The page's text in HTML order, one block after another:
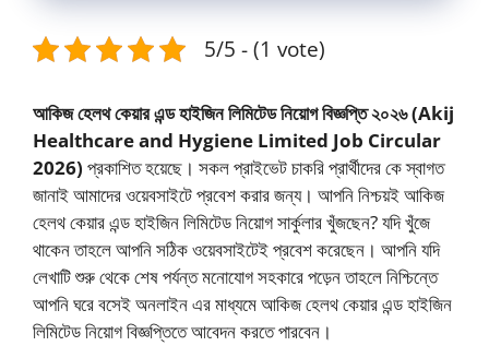
5/5 - (1 vote)
আকিজ হেলথ কেয়ার এন্ড হাইজিন লিমিটেড নিয়োগ বিজ্ঞপ্তি ২০২৬(Akij
Healthcare and Hygiene Limited Job Circular
2026) প্রকাশিত হয়েছে। সকল প্রাইভেট চাকরি প্রার্থীদের কে স্বাগত
জানাই আমাদের ওয়েবসাইটে প্রবেশ করার জন্য। আপনি নিশ্চয়ই আকিজ
হেলথ কেয়ার এন্ড হাইজিন লিমিটেড নিয়োগ সার্কুলার খুঁজছেন? যদি খুঁজে
থাকেন তাহলে আপনি সঠিক ওয়েবসাইটেই প্রবেশ করেছেন। আপনি যদি
লেখাটি শুরু থেকে শেষ পর্যন্ত মনোযোগ সহকারে পড়েন তাহলে নিশ্চিন্তে
আপনি ঘরে বসেই অনলাইন এর মাধ্যমে আকিজ হেলথ কেয়ার এন্ড হাইজিন
লিমিটেড নিয়োগ বিজ্ঞপ্তিতে আবেদন করতে পারবেন।